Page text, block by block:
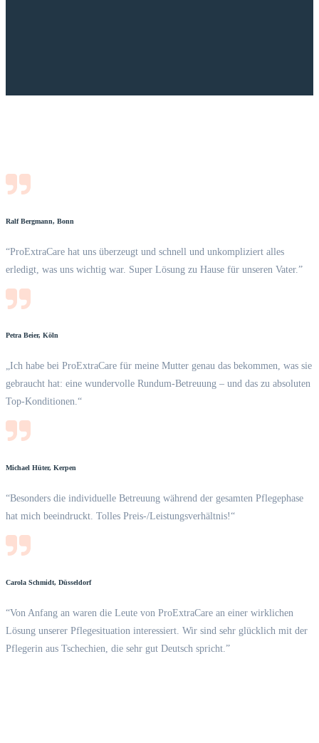
Ralf Bergmann, Bonn
“ProExtraCare hat uns überzeugt und schnell und unkompliziert alles
erledigt, was uns wichtig war. Super Lösung zu Hause für unseren Vater.”
Petra Beier, Köln
„Ich habe bei ProExtraCare für meine Mutter genau das bekommen, was sie
gebraucht hat: eine wundervolle Rundum-Betreuung – und das zu absoluten
Top-Konditionen.“
Michael Hüter, Kerpen
“Besonders die individuelle Betreuung während der gesamten Pflegephase
hat mich beeindruckt. Tolles Preis-/Leistungsverhältnis!“
Carola Schmidt, Düsseldorf
“Von Anfang an waren die Leute von ProExtraCare an einer wirklichen
Lösung unserer Pflegesituation interessiert. Wir sind sehr glücklich mit der
Pflegerin aus Tschechien, die sehr gut Deutsch spricht.”